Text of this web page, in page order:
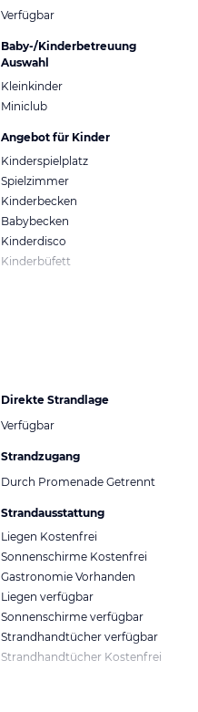
Verfügbar
Baby-/Kinderbetreuung
Auswahl
Kleinkinder
Miniclub
Angebot für Kinder
Kinderspielplatz
Spielzimmer
Kinderbecken
Babybecken
Kinderdisco
Kinderbüfett
Direkte Strandlage
Verfügbar
Strandzugang
Durch Promenade Getrennt
Strandausstattung
Liegen Kostenfrei
Sonnenschirme Kostenfrei
Gastronomie Vorhanden
Liegen verfügbar
Sonnenschirme verfügbar
Strandhandtücher verfügbar
Strandhandtücher Kostenfrei